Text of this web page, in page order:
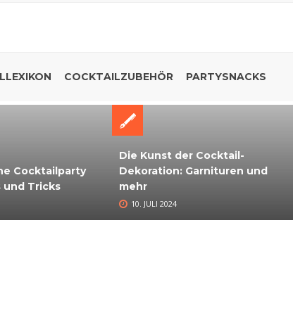
COCKTAILZUBEHÖR PARTYSNACKS
Cocktailparty
und Tricks
Die Kunst der Cocktail-
Dekoration: Garnituren und
mehr
10. JULI 2024